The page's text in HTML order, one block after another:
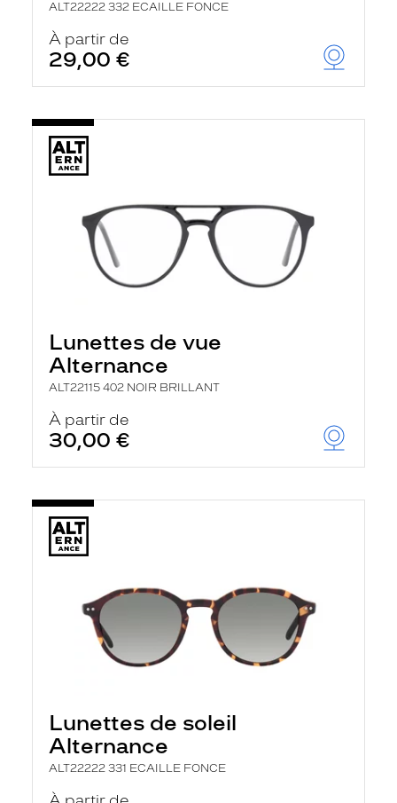
ALT22222 332 ECAILLE FONCE
À partir de
29,00 €
Lunettes de vue
Alternance
ALT22115 402 NOIR BRILLANT
À partir de
30,00 €
Lunettes de soleil
Alternance
ALT22222 331 ECAILLE FONCE